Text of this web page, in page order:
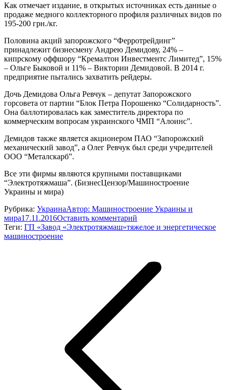
Как отмечает издание, в открытых источниках есть данные о
продаже медного коллекторного профиля различных видов по
195-200 грн./кг.
Половина акций запорожского “Ферротрейдинг”
принадлежит бизнесмену Андрею Демидову, 24% –
кипрскому оффшору “Кремалтон Инвестментс Лимитед”, 15%
– Ольге Быковой и 11% – Виктории Демидовой. В 2014 г.
предприятие пытались захватить рейдеры.
Дочь Демидова Ольга Ревчук – депутат Запорожского
горсовета от партии “Блок Петра Порошенко “Солидарность”.
Она баллотировалась как заместитель директора по
коммерческим вопросам украинского ЧМП “Алоинс”.
Демидов также является акционером ПАО “Запорожский
механический завод”, а Олег Ревчук был среди учредителей
ООО “Металскарб”.
Все эти фирмы являются крупными поставщиками
“Электротяжмаша”. (БизнесЦензор/Машиностроение
Украины и мира)
Рубрика: УкраинаАвтор: Машиностроение Украины и
мира17.11.2016Оставить комментарий
Теги: ГП «Завод «Электротяжмаш»тяжелое и энергетическое
машиностроение